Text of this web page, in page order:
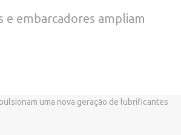
embarcadores ampliam